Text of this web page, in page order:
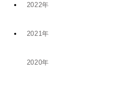
8月 (1)
6月 (1)
5月 (4)
1月 (1)
10月 (2)
8月 (5)
5月 (5)
2022年
12月 (9)
11月 (19)
2021年
12月 (1)
2020年